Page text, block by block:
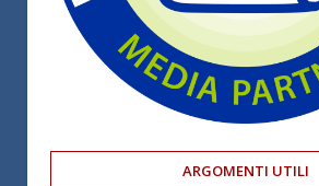
ARGOMENTI UTILI